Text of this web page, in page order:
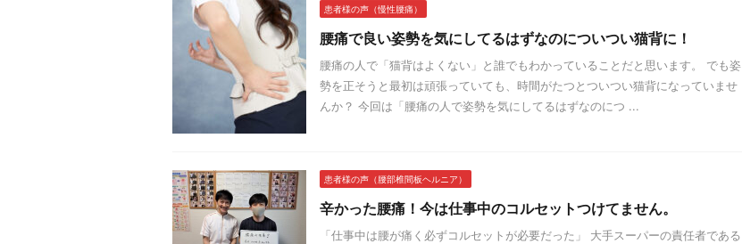
患者様の声（慢性腰痛）
腰痛で良い姿勢を気にしてるはずなのについつい猫背に！
腰痛の人で「猫背はよくない」と誰でもわかっていることだと思います。 でも姿
勢を正そうと最初は頑張っていても、時間がたつとついつい猫背になっていませ
んか？ 今回は「腰痛の人で姿勢を気にしてるはずなのにつ ...
患者様の声（腰部椎間板ヘルニア）
辛かった腰痛！今は仕事中のコルセットつけてません。
「仕事中は腰が痛く必ずコルセットが必要だった」 大手スーパーの責任者である